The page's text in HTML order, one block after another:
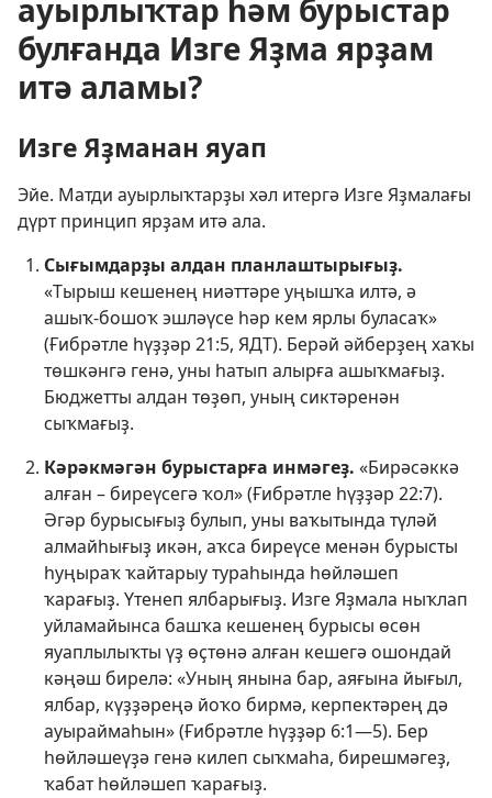
ауырлыҡтар һәм бурыстар
булғанда Изге Яҙма ярҙам
итә аламы?
Изге Яҙманан яуап
Эйе. Матди ауырлыҡтарҙы хәл итергә Изге Яҙмалағы
дүрт принцип ярҙам итә ала.
Сығымдарҙы алдан планлаштырығыҙ.
«Тырыш кешенең ниәттәре уңышҡа илтә, ә
ашыҡ-бошоҡ эшләүсе һәр кем ярлы буласаҡ»
(Ғибрәтле һүҙҙәр 21:5, ЯДТ). Берәй әйберҙең хаҡы
төшкәнгә генә, уны һатып алырға ашыҡмағыҙ.
Бюджетты алдан төҙөп, уның сиктәренән
сыҡмағыҙ.
Кәрәкмәгән бурыстарға инмәгеҙ. «Бирәсәккә
алған – биреүсегә ҡол» (Ғибрәтле һүҙҙәр 22:7).
Әгәр бурысығыҙ булып, уны ваҡытында түләй
алмайһығыҙ икән, аҡса биреүсе менән бурысты
һуңыраҡ ҡайтарыу тураһында һөйләшеп
ҡарағыҙ. Үтенеп ялбарығыҙ. Изге Яҙмала ныҡлап
уйламайынса башҡа кешенең бурысы өсөн
яуаплылыҡты үҙ өҫтөнә алған кешегә ошондай
кәңәш бирелә: «Уның янына бар, аяғына йығыл,
ялбар, күҙҙәреңә йоҡо бирмә, керпектәрең дә
ауыраймаһын» (Ғибрәтле һүҙҙәр 6:1—5). Бер
һөйләшеүҙә генә килеп сыҡмаһа, бирешмәгеҙ,
ҡабат һөйләшеп ҡарағыҙ.